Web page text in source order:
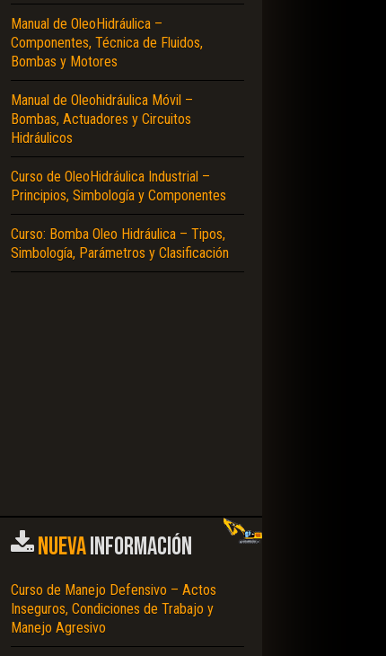
Manual de OleoHidráulica –
Componentes, Técnica de Fluidos,
Bombas y Motores
Manual de Oleohidráulica Móvil –
Bombas, Actuadores y Circuitos
Hidráulicos
Curso de OleoHidráulica Industrial –
Principios, Simbología y Componentes
Curso: Bomba Oleo Hidráulica – Tipos,
Simbología, Parámetros y Clasificación
NUEVAINFORMACIÓN
Curso de Manejo Defensivo – Actos
Inseguros, Condiciones de Trabajo y
Manejo Agresivo